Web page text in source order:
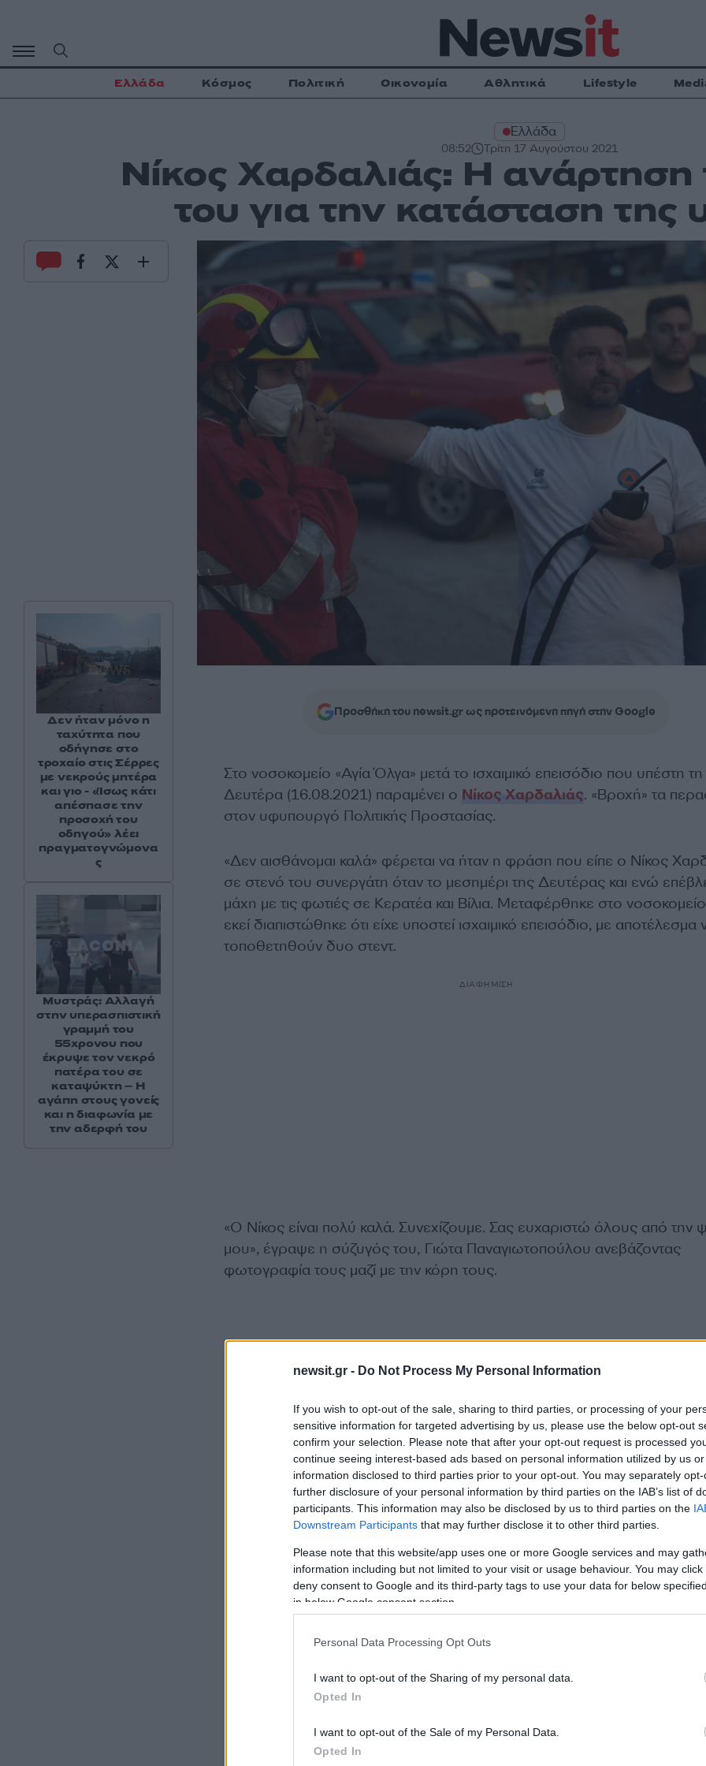
newsit.gr - Do Not Process My Personal Information
If you wish to opt-out of the sale, sharing to third parties, or processing of your
sensitive information for targeted advertising by us, please use the below opt-out
confirm your selection. Please note that after your opt-out request is processed
continue seeing interest-based ads based on personal information utilized by us
information disclosed to third parties prior to your opt-out. You may separately
further disclosure of your personal information by third parties on the IAB’s list of
participants. This information may also be disclosed by us to third parties on the
Downstream Participants that may further disclose it to other third parties.
Please note that this website/app uses one or more Google services and may
information including but not limited to your visit or usage behaviour. You may
deny consent to Google and its third-party tags to use your data for below
in below Google consent section.
Personal Data Processing Opt Outs
I want to opt-out of the Sharing of my personal data.
Opted In
I want to opt-out of the Sale of my Personal Data.
Opted In
περιεχόμενο
Ελλάδα Κόσμος Πολιτική Οικονομία Αθλητικά Lifestyle
Ελλάδα
08:52 Τρίτη 17 Αυγούστου 2021
Νίκος Χαρδαλιάς: Η ανάρτηση
του για την κατάσταση της
Προσθήκη του newsit.gr ως προτεινόμενη πηγή στην Google
Στο νοσοκομείο «Αγία Όλγα» μετά το ισχαιμικό επεισόδιο που υπέστη τη
Δευτέρα (16.08.2021) παραμένει ο Νίκος Χαρδαλιάς. «Βροχή» τα
στον υφυπουργό Πολιτικής Προστασίας.
«Δεν αισθάνομαι καλά» φέρεται να ήταν η φράση που είπε ο Νίκος
σε στενό του συνεργάτη όταν το μεσημέρι της Δευτέρας και ενώ
μάχη με τις φωτιές σε Κερατέα και Βίλια. Μεταφέρθηκε στο νοσοκομείο
εκεί διαπιστώθηκε ότι είχε υποστεί ισχαιμικό επεισόδιο, με αποτέλεσμα
τοποθετηθούν δυο στεντ.
ΔΙΑΦΗΜΙΣΗ
«Ο Νίκος είναι πολύ καλά. Συνεχίζουμε. Σας ευχαριστώ όλους από την
μου», έγραψε η σύζυγός του, Γιώτα Παναγιωτοπούλου ανεβάζοντας
φωτογραφία τους μαζί με την κόρη τους.
Δεν ήταν μόνο η
ταχύτητα που
οδήγησε στο
τροχαίο στις Σέρρες
με νεκρούς μητέρα
και γιο - «Ίσως κάτι
απέσπασε την
προσοχή του
οδηγού» λέει
πραγματογνώμονα
ς
Μυστράς: Αλλαγή
στην υπερασπιστική
γραμμή του
55χρονου που
έκρυψε τον νεκρό
πατέρα του σε
καταψύκτη – Η
αγάπη στους γονείς
και η διαφωνία με
την αδερφή του